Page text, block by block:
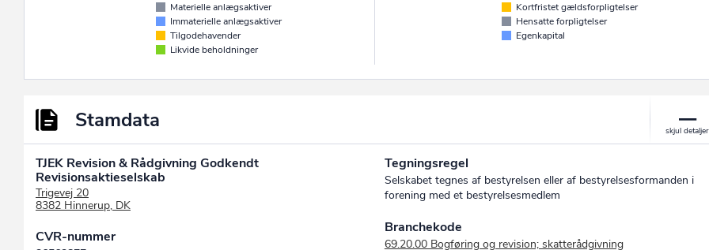
Materielle anlægsaktiver
Immaterielle anlægsaktiver
Tilgodehavender
Likvide beholdninger
Kortfristet gældsforpligtelser
Hensatte forpligtelser
Egenkapital
Stamdata
TJEK Revision & Rådgivning Godkendt
Revisionsaktieselskab
Trigevej 20
8382 Hinnerup, DK
CVR-nummer
Tegningsregel
Selskabet tegnes af bestyrelsen eller af bestyrelsesformanden i
forening med et bestyrelsesmedlem
Branchekode
69.20.00 Bogføring og revision; skatterådgivning